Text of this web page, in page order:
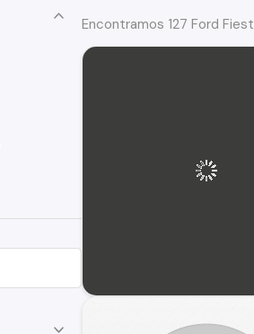
Encontramos 127 Ford